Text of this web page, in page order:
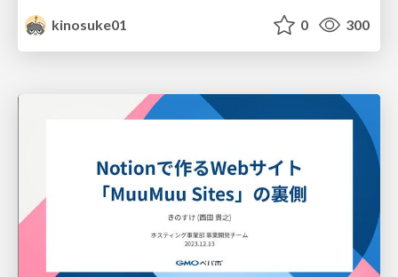
kinosuke01
0 300